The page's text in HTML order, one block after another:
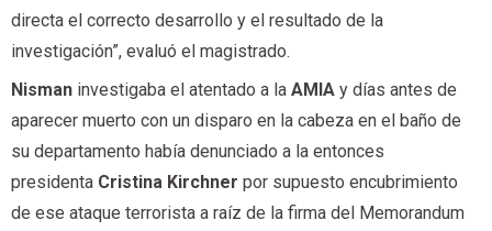
directa el correcto desarrollo y el resultado de la
investigación”, evaluó el magistrado.
Nisman investigaba el atentado a la AMIA y días antes de
aparecer muerto con un disparo en la cabeza en el baño de
su departamento había denunciado a la entonces
presidenta Cristina Kirchner por supuesto encubrimiento
de ese ataque terrorista a raíz de la firma del Memorandum